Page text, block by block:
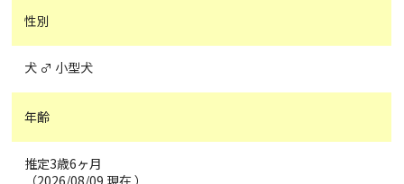
性別
犬 ♂ 小型犬
年齢
推定3歳6ヶ月
（2026/08/09 現在 ）